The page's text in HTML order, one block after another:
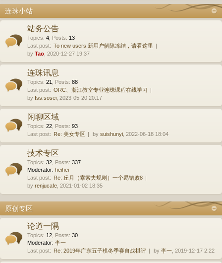
ks s
连珠小站
站务公告
Topics: 4 Posts: 13
Last post: To new users:新用户解除冻结，请看这里
by Tao , 2020-12-27 19:37
连珠讯息
Topics: 21 Posts: 88
Last post: ORC、浙江教室专业连珠课程在线学习
by fss.sosei , 2023-05-20 20:17
闲聊区域
Topics: 22 Posts: 93
Last post: Re: 美女专区 by suishunyi , 2022-06-18 18:04
技术专区
Topics: 32 Posts: 337
Moderator: heihei
Last post: Re: 丘月（索索夫规则）一个易错败8
by renjucafe , 2021-01-02 18:35
原创专区
论道一隅
Topics: 12 Posts: 30
Moderator: 李一
Last post: Re: 2019年广东五子棋冬季赛自战棋评 by 李一 , 2019-12-17 2:22